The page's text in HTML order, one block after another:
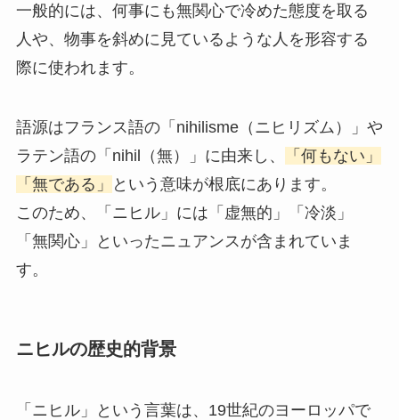
一般的には、何事にも無関心で冷めた態度を取る
人や、物事を斜めに見ているような人を形容する
際に使われます。
語源はフランス語の「nihilisme（ニヒリズム）」や
ラテン語の「nihil（無）」に由来し、
「何もない」
「無である」
という意味が根底にあります。
このため、「ニヒル」には「虚無的」「冷淡」
「無関心」といったニュアンスが含まれていま
す。
ニヒルの歴史的背景
「ニヒル」という言葉は、19世紀のヨーロッパで